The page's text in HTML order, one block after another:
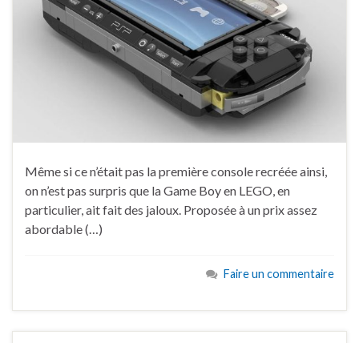
Même si ce n’était pas la première console recréée ainsi,
on n’est pas surpris que la Game Boy en LEGO, en
particulier, ait fait des jaloux. Proposée à un prix assez
abordable (…)
Faire un commentaire